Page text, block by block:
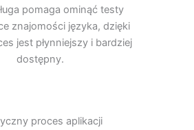
pomaga ominąć testy
znajomości języka, dzięki
jest płynniejszy i bardziej
dostępny.
proces aplikacji